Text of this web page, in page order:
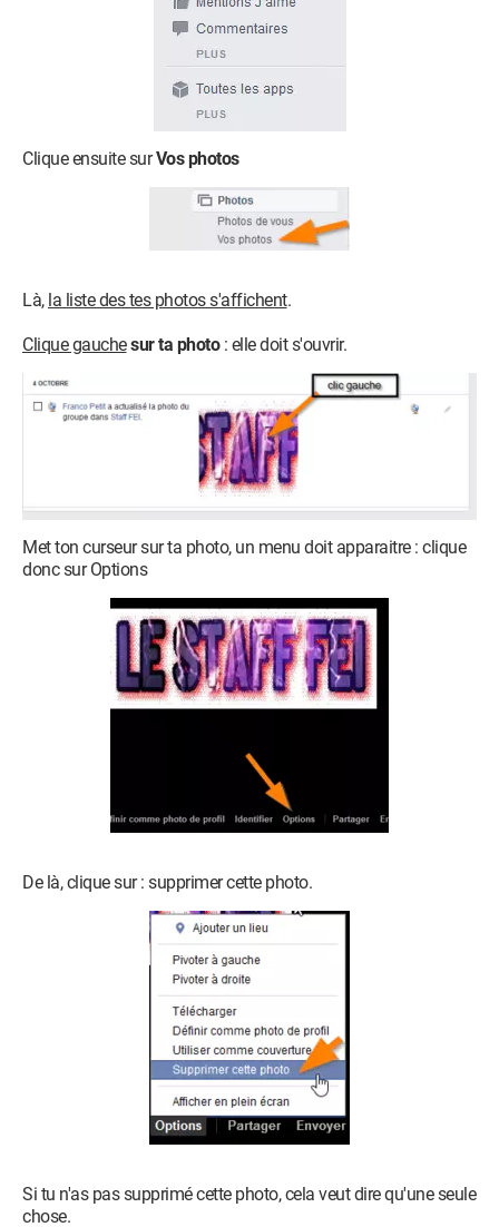
Clique ensuite surVos photos
Là, la liste des tes photos s'affichent.
Clique gauchesur ta photo: elle doit s'ouvrir.
Met ton curseur sur ta photo, un menu doit apparaitre : clique
donc sur Options
De là, clique sur : supprimer cette photo.
Si tu n'as pas supprimé cette photo, cela veut dire qu'une seule
chose.